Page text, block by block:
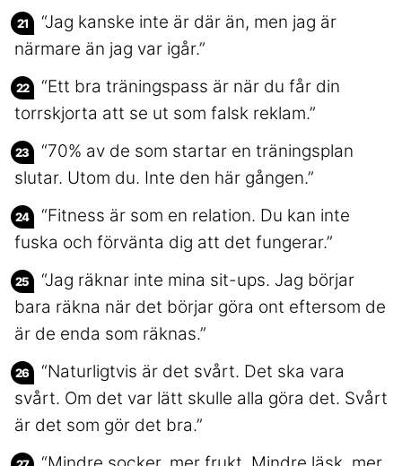
“Jag kanske inte är där än, men jag är
närmare än jag var igår.”
“Ett bra träningspass är när du får din
torrskjorta att se ut som falsk reklam.”
“70% av de som startar en träningsplan
slutar. Utom du. Inte den här gången.”
“Fitness är som en relation. Du kan inte
fuska och förvänta dig att det fungerar.”
“Jag räknar inte mina sit-ups. Jag börjar
bara räkna när det börjar göra ont eftersom de
är de enda som räknas.”
“Naturligtvis är det svårt. Det ska vara
svårt. Om det var lätt skulle alla göra det. Svårt
är det som gör det bra.”